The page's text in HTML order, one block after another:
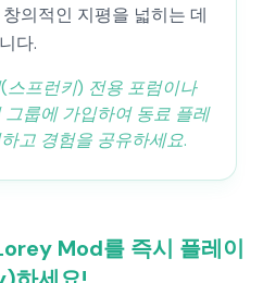
의적인 지평을 넓히는 데
다.
스프런키) 전용 포럼이나
그룹에 가입하여 동료 플레
고 경험을 공유하세요.
Mod를 즉시 플레이